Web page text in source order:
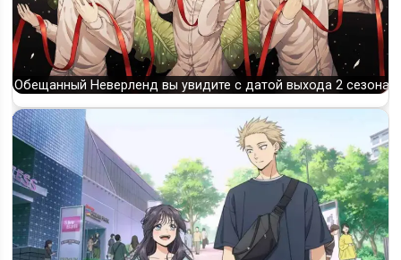
Обещанный Неверленд вы увидите с датой выхода 2 сезона